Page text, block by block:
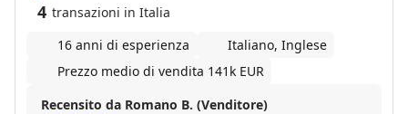
4 transazioni in Italia
16 anni di esperienza
Italiano, Inglese
Prezzo medio di vendita 141k EUR
Recensito da Romano B. (Venditore)